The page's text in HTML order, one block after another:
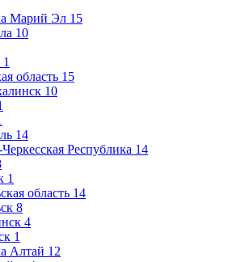
Марий Эл 15
10
1
область 15
10
14
Республика 14
1
область 14
8
4
1
Алтай 12